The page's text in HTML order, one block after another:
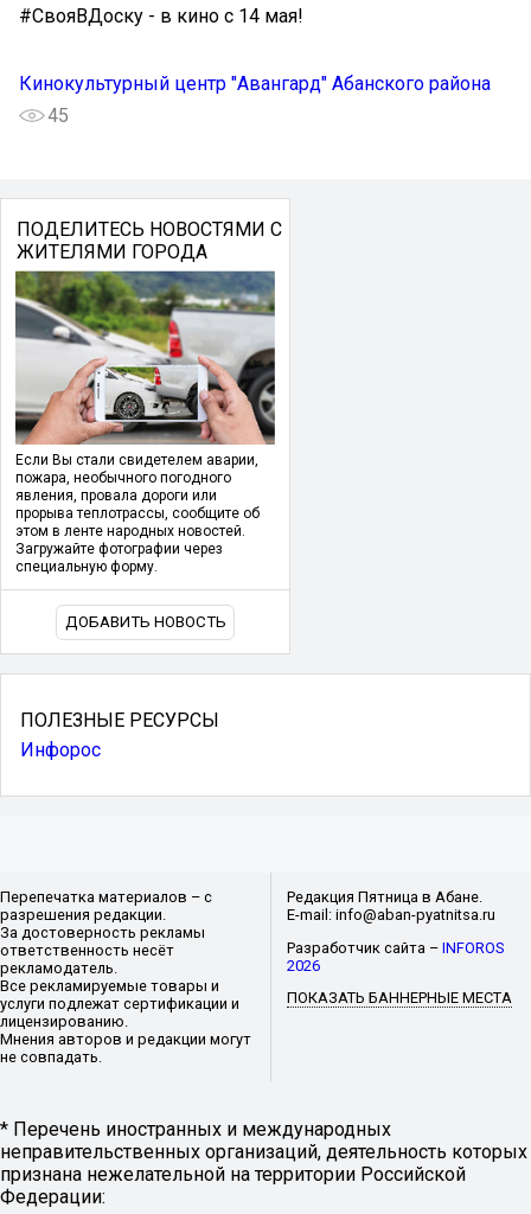
#СвояВДоску - в кино с 14 мая!
Кинокультурный центр "Авангард" Абанского района
45
ПОДЕЛИТЕСЬ НОВОСТЯМИ С
ЖИТЕЛЯМИ ГОРОДА
Если Вы стали свидетелем аварии,
пожара, необычного погодного
явления, провала дороги или
прорыва теплотрассы, сообщите об
этом в ленте народных новостей.
Загружайте фотографии через
специальную форму.
ДОБАВИТЬ НОВОСТЬ
ПОЛЕЗНЫЕ РЕСУРСЫ
Инфорос
Перепечатка материалов – с
разрешения редакции.
За достоверность рекламы
ответственность несёт
рекламодатель.
Все рекламируемые товары и
услуги подлежат сертификации и
лицензированию.
Мнения авторов и редакции могут
не совпадать.
Редакция Пятница в Абане.
E-mail: info@aban-pyatnitsa.ru
Разработчик сайта –INFOROS
2026
ПОКАЗАТЬ БАННЕРНЫЕ МЕСТА
* Перечень иностранных и международных
неправительственных организаций, деятельность которых
признана нежелательной на территории Российской
Федерации: